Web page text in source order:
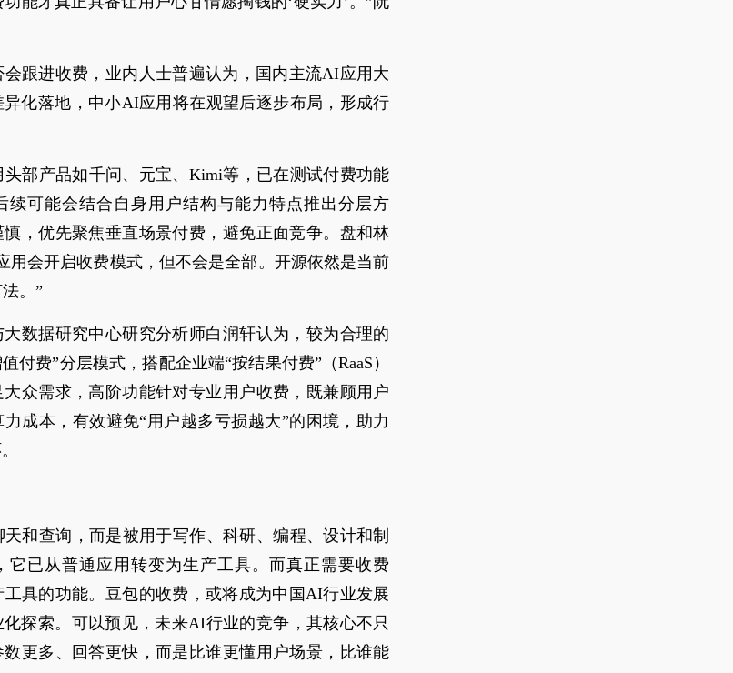
跟进收费，业内人士普遍认为，国内主流AI应用大
化落地，中小AI应用将在观望后逐步布局，形成行
部产品如千问、元宝、Kimi等，已在测试付费功能
续可能会结合自身用户结构与能力特点推出分层方
，优先聚焦垂直场景付费，避免正面竞争。盘和林
用会开启收费模式，但不会是全部。开源依然是当前
。”
数据研究中心研究分析师白润轩认为，较为合理的
付费”分层模式，搭配企业端“按结果付费”（RaaS）
众需求，高阶功能针对专业用户收费，既兼顾用户
成本，有效避免“用户越多亏损越大”的困境，助力
和查询，而是被用于写作、科研、编程、设计和制
它已从普通应用转变为生产工具。而真正需要收费
具的功能。豆包的收费，或将成为中国AI行业发展
探索。可以预见，未来AI行业的竞争，其核心不只
更多、回答更快，而是比谁更懂用户场景，比谁能